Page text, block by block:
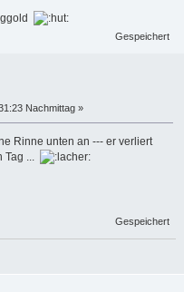
Gespeichert
Nachmittag »
Rinne unten an --- er verliert
Tag ...
Gespeichert